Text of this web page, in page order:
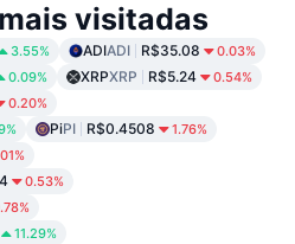
visitadas
3.55% ADIADI R$35.08 0.03%
0.09% XRPXRP R$5.24 0.54%
0.20%
PiPI R$0.4508 1.76%
0.53%
11.29%